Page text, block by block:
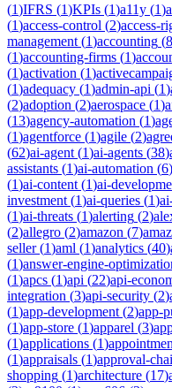
(1)IFRS (1)KPIs (1)a11y (1)
(1)access-control (2)access-
management (1)accounting (
(1)accounting-firms (1)
(1)activation (1)
(1)adequacy (1)admin-api (1)
(2)adoption (2)aerospace (1)
(13)agency-automation (1)
(1)agentforce (1)agile (2)
(62)ai-agent (1)ai-agents (38)
assistants (1)ai-automation (6)
(1)ai-content (1)ai-
investment (1)ai-queries (1)
(1)ai-threats (1)alerting (2)
(2)allegro (2)amazon (7)
seller(1)aml (1)analytics (40)
(1)answer-engine-
(1)apcs (1)api (22)api-
integration (3)api-security (2)
(1)app-development (2)app-
(1)app-store (1)apparel (3)
(1)applications (1)
(1)appraisals (1)approval-
shopping (1)architecture (17)